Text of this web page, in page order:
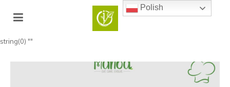
string(0) ""
Polish